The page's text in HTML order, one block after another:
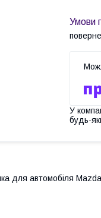
У
будь-
для автомобіля